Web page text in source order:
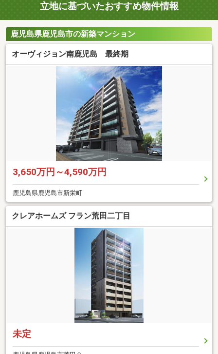
立地に基づいたおすすめ物件情報
鹿児島県鹿児島市の新築マンション
オーヴィジョン南鹿児島 最終期
3,650万円～4,590万円
鹿児島県鹿児島市新栄町
クレアホームズ フラン荒田二丁目
未定